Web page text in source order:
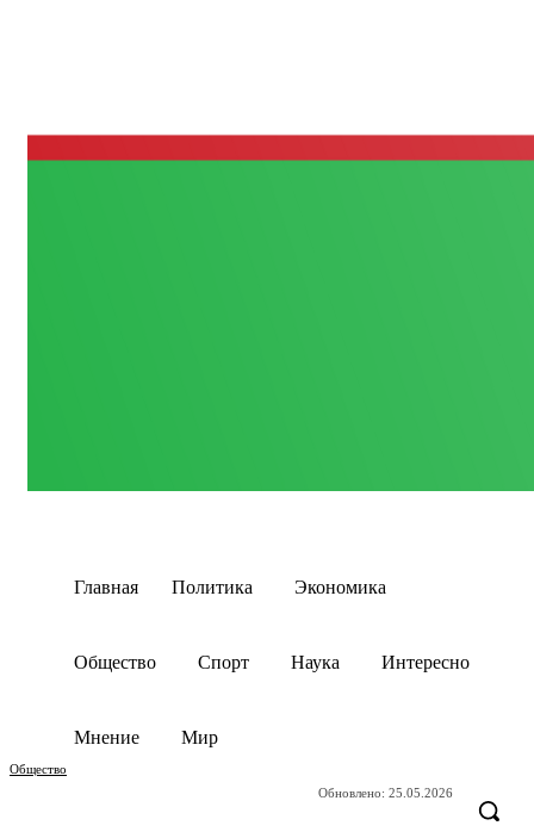
Главная Политика Экономика
Общество Спорт Наука Интересно
Мнение Мир
Общество
Обновлено: 25.05.2026